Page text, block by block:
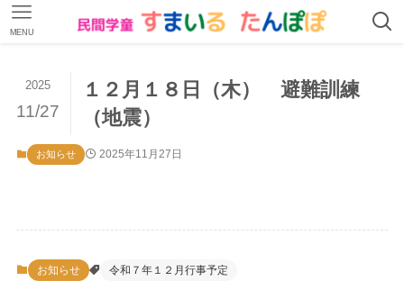
MENU
１２月１８日（木） 避難訓練
（地震）
2025
11/27
お知らせ 2025年11月27日
お知らせ 令和７年１２月行事予定